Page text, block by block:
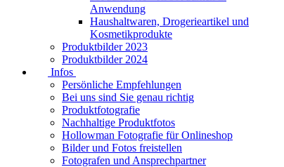
Anwendung
Haushaltwaren, Drogerieartikel und
Kosmetikprodukte
Produktbilder 2023
Produktbilder 2024
Infos
Persönliche Empfehlungen
Bei uns sind Sie genau richtig
Produktfotografie
Nachhaltige Produktfotos
Hollowman Fotografie für Onlineshop
Bilder und Fotos freistellen
Fotografen und Ansprechpartner